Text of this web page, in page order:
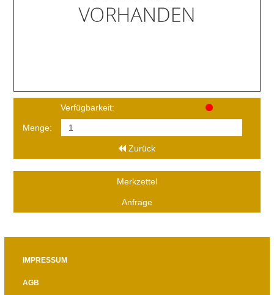
Verfügbarkeit:
Menge:
Zurück
Merkzettel
Anfrage
IMPRESSUM
AGB